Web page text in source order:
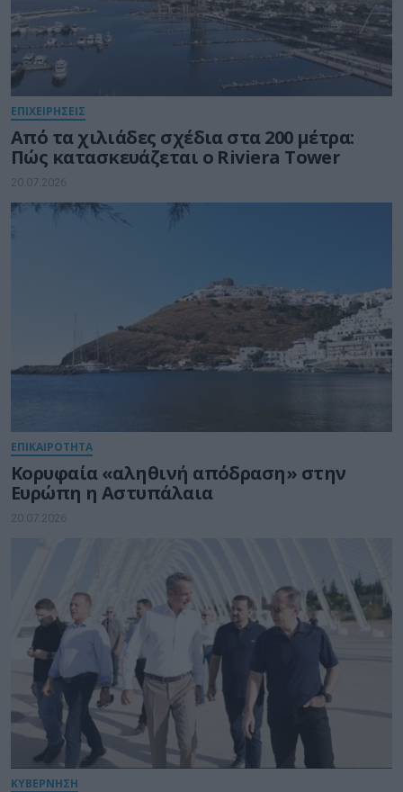
ΕΠΙΧΕΙΡΗΣΕΙΣ
Από τα χιλιάδες σχέδια στα 200 μέτρα:
Πώς κατασκευάζεται ο Riviera Tower
20.07.2026
ΕΠΙΚΑΙΡΟΤΗΤΑ
Κορυφαία «αληθινή απόδραση» στην
Ευρώπη η Αστυπάλαια
20.07.2026
ΚΥΒΕΡΝΗΣΗ